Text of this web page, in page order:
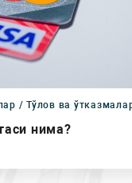
/ Тўлов ва
нима?